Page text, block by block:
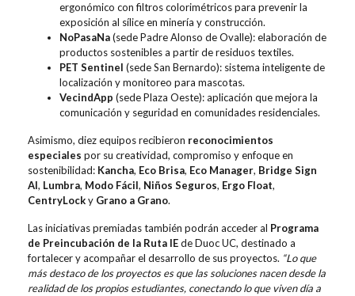
ergonómico con filtros colorimétricos para prevenir la
exposición al sílice en minería y construcción.
NoPasaNa(sede Padre Alonso de Ovalle): elaboración de
productos sostenibles a partir de residuos textiles.
PET Sentinel (sede San Bernardo): sistema inteligente de
localización y monitoreo para mascotas.
VecindApp (sede Plaza Oeste): aplicación que mejora la
comunicación y seguridad en comunidades residenciales.
Asimismo, diez equipos recibieron reconocimientos
especiales por su creatividad, compromiso y enfoque en
sostenibilidad: Kancha, Eco Brisa, Eco Manager, Bridge Sign
AI, Lumbra, Modo Fácil, Niños Seguros, Ergo Float,
CentryLocky Grano a Grano.
Las iniciativas premiadas también podrán acceder al Programa
de Preincubación de la Ruta IEde Duoc UC, destinado a
fortalecer y acompañar el desarrollo de sus proyectos. “Lo que
más destaco de los proyectos es que las soluciones nacen desde la
realidad de los propios estudiantes, conectando lo que viven día a